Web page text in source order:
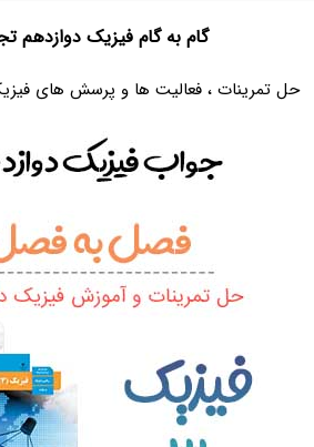
گام به گام فیزیک دوازدهم
حل تمرینات ، فعالیت ها و پرسش های